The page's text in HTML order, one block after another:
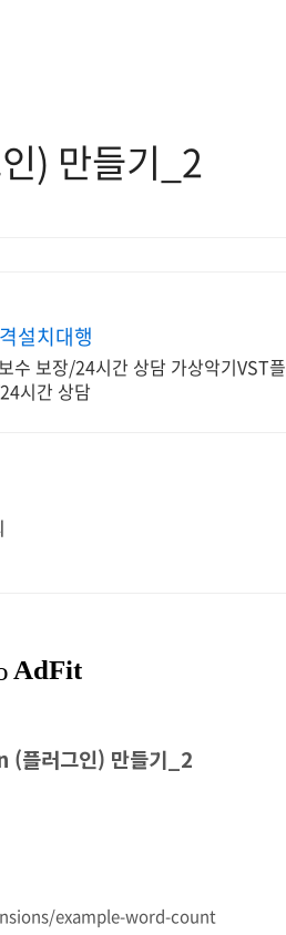
) 만들기_2
설치대행
수 보장/24시간 상담 가상악기VST플
시간 상담
플러그인) 만들기_2
example-word-count